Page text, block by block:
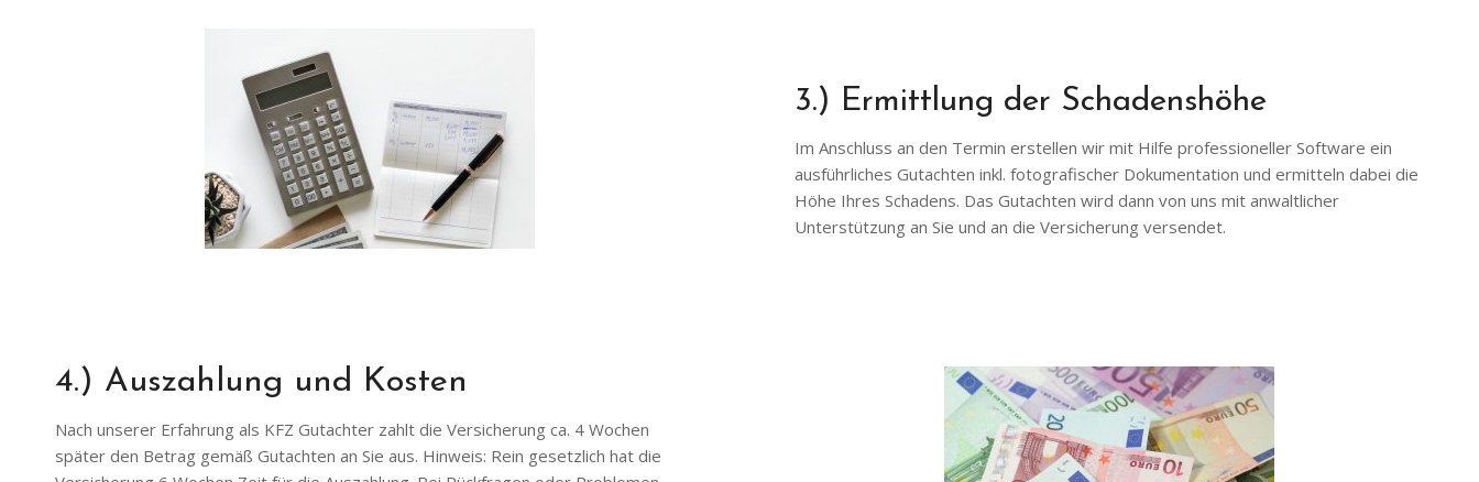
3.) Ermittlung der Schadenshöhe
Im Anschluss an den Termin erstellen wir mit Hilfe professioneller Software ein
ausführliches Gutachten inkl. fotografischer Dokumentation und ermitteln dabei die
Höhe Ihres Schadens. Das Gutachten wird dann von uns mit anwaltlicher
Unterstützung an Sie und an die Versicherung versendet.
4.) Auszahlung und Kosten
Nach unserer Erfahrung als KFZ Gutachter zahlt die Versicherung ca. 4 Wochen
später den Betrag gemäß Gutachten an Sie aus. Hinweis: Rein gesetzlich hat die